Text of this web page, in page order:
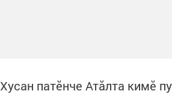
Хусан патӗнче Атӑлта кимӗ